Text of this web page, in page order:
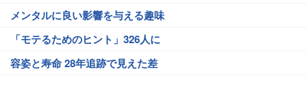
メンタルに良い影響を与える趣味
「モテるためのヒント」326人に
容姿と寿命 28年追跡で見えた差